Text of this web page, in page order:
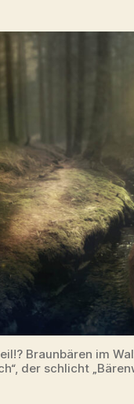
Braunbären im
der schlicht